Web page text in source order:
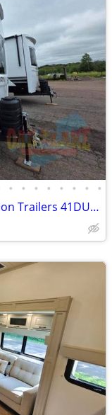
• • • • • • • •
2026 Forest River RV Sierra Destination Trailers 41DUPLEX